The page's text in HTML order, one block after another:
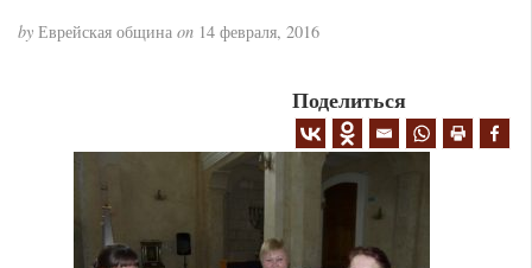
i
o
by Еврейская община on 14 февраля, 2016
Поделиться